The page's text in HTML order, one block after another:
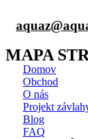
MAPA
Domov
Obchod
O nás
Projekt
Blog
FAQ